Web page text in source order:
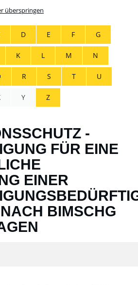
überspringen
D E F G
K L M N
R S T U
Y Z
-
FÜR EINE
EINER
BIMSCHG